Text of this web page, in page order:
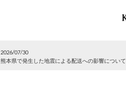
2026/07/30
熊本県で発生した地震による配送への影響について